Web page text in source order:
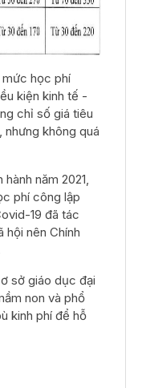
mức học phí
kiện kinh tế -
chỉ số giá tiêu
không quá
năm 2021,
phí công lập
19 đã tác
hội nên Chính
sở giáo dục đại
non và phổ
kinh phí để hỗ